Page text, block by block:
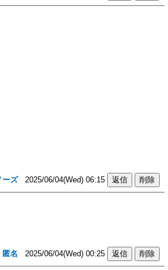
ーズ2025/06/04(Wed) 06:15
匿名 2025/06/04(Wed) 00:25